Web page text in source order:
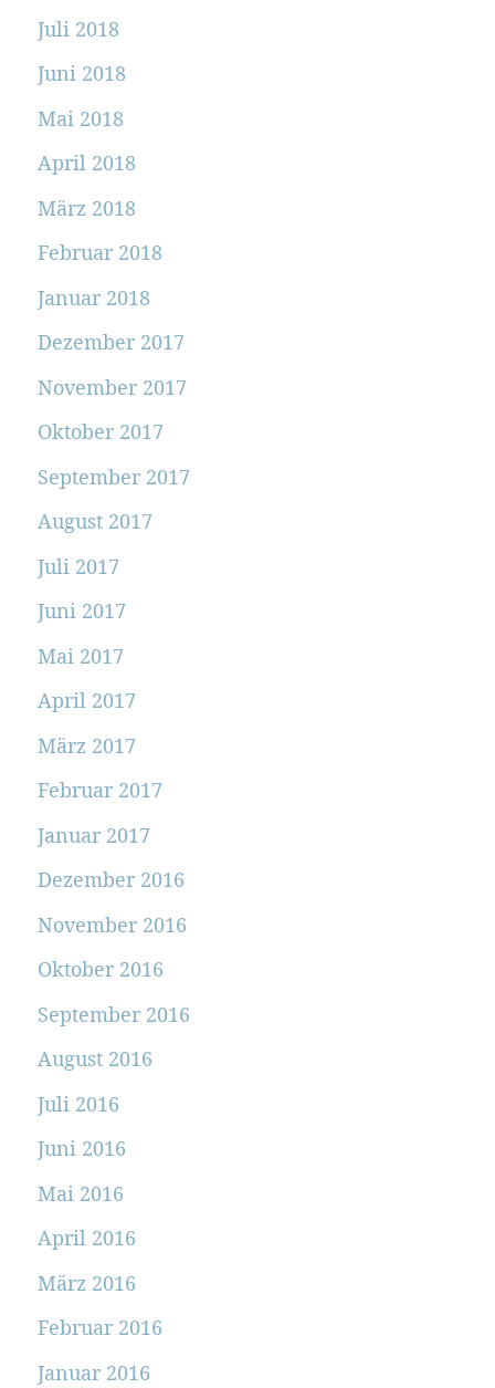
Juli 2018
Juni 2018
Mai 2018
April 2018
März 2018
Februar 2018
Januar 2018
Dezember 2017
November 2017
Oktober 2017
September 2017
August 2017
Juli 2017
Juni 2017
Mai 2017
April 2017
März 2017
Februar 2017
Januar 2017
Dezember 2016
November 2016
Oktober 2016
September 2016
August 2016
Juli 2016
Juni 2016
Mai 2016
April 2016
März 2016
Februar 2016
Januar 2016